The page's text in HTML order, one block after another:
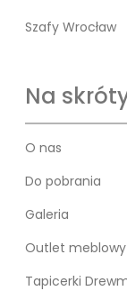
Szafy Wrocław
Na
O nas
Do pobrania
Galeria
Outlet
Tapicerki